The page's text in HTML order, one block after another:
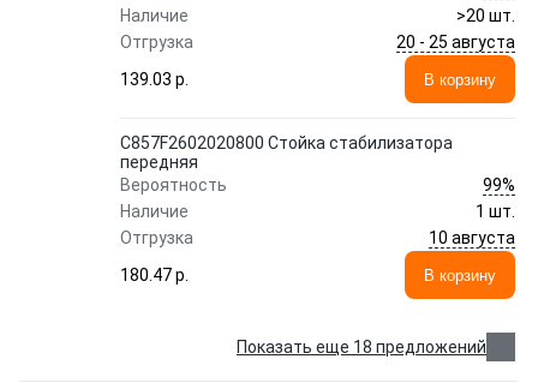
Наличие
>20 шт.
Отгрузка
20 - 25 августа
139.03 p.
В корзину
C857F2602020800 Стойка стабилизатора
передняя
Вероятность
99%
Наличие
1 шт.
Отгрузка
10 августа
180.47 p.
В корзину
Показать еще 18 предложений